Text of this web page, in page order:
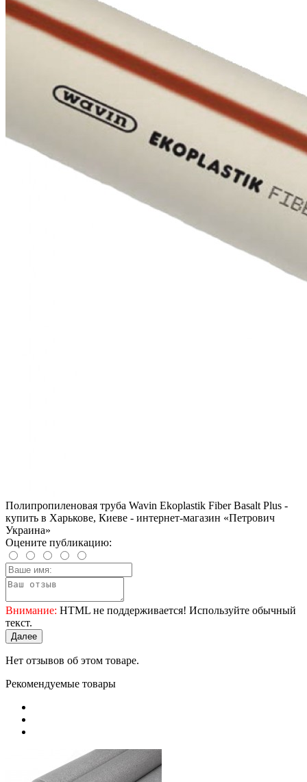
Полипропиленовая труба Wavin Ekoplastik Fiber Basalt Plus -
купить в Харькове, Киеве - интернет-магазин «Петрович
Украина»
Оцените публикацию:
Внимание: HTML не поддерживается! Используйте обычный
текст.
Далее
Нет отзывов об этом товаре.
Рекомендуемые товары